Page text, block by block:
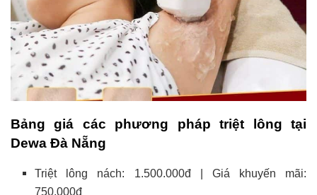
Bảng giá các phương pháp triệt lông tại
Dewa Đà Nẵng
Triệt lông nách: 1.500.000đ | Giá khuyến mãi:
750.000đ